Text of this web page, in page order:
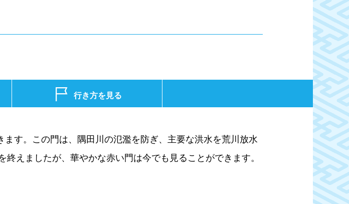
行き方を見る
す。この門は、隅田川の氾濫を防ぎ、主要な洪水を荒川放水
えましたが、華やかな赤い門は今でも見ることができます。